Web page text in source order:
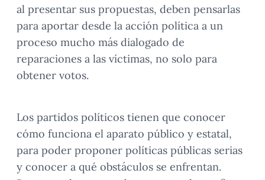
al presentar sus propuestas, deben pensarlas
para aportar desde la acción política a un
proceso mucho más dialogado de
reparaciones a las víctimas, no solo para
obtener votos.
Los partidos políticos tienen que conocer
cómo funciona el aparato público y estatal,
para poder proponer políticas públicas serias
y conocer a qué obstáculos se enfrentan.